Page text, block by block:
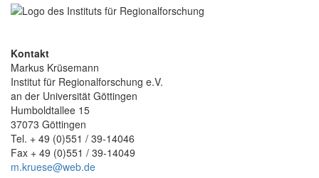
Kontakt
Markus Krüsemann
Institut für Regionalforschung e.V.
an der Universität Göttingen
Humboldtallee 15
37073 Göttingen
Tel. + 49 (0)551 / 39-14046
Fax + 49 (0)551 / 39-14049
m.kruese@web.de